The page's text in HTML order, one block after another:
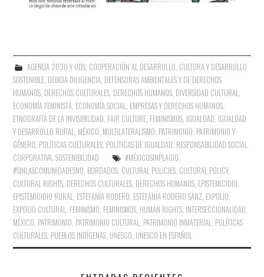
AGENDA 2030 Y ODS, COOPERACIÓN AL DESARROLLO, CULTURA Y DESARROLLO
SOSTENIBLE, DEBIDA DILIGENCIA, DEFENSORAS AMBIENTALES Y DE DERECHOS
HUMANOS, DERECHOS CULTURALES, DERECHOS HUMANOS, DIVERSIDAD CULTURAL,
ECONOMÍA FEMINISTA, ECONOMÍA SOCIAL, EMPRESAS Y DERECHOS HUMANOS,
ETNOGRAFÍA DE LA INVISIBILIDAD, FAIR CULTURE, FEMINISMOS, IGUALDAD, IGUALDAD
Y DESARROLLO RURAL, MÉXICO, MULTILATERALISMO, PATRIMONIO, PATRIMONIO Y
GÉNERO, POLÍTICAS CULTURALES, POLÍTICAS DE IGUALDAD, RESPONSABILIDAD SOCIAL
CORPORATIVA,SOSTENIBILIDAD #MÉXICOSINPLAGIO,
#SINLASCOMUNIDADESNO, BORDADOS, CULTURAL POLICIES, CULTURAL POLICY,
CULTURAL RIGHTS, DERECHOS CULTURALES, DERECHOS HUMANOS, EPISTEMICIDIO,
EPISTEMICIDIO RURAL, ESTEFANÍA RODERO, ESTEFANÍA RODERO SANZ, EXPOLIO,
EXPOLIO CULTURAL, FEMINISMO, FEMINISMOS, HUMAN RIGHTS, INTERSECCIONALIDAD,
MÉXICO, PATRIMONIO, PATRIMONIO CULTURAL, PATRIMONIO INMATERIAL, POLÍTICAS
CULTURALES, PUEBLOS INDÍGENAS, UNESCO, UNESCO EN ESPAÑOL